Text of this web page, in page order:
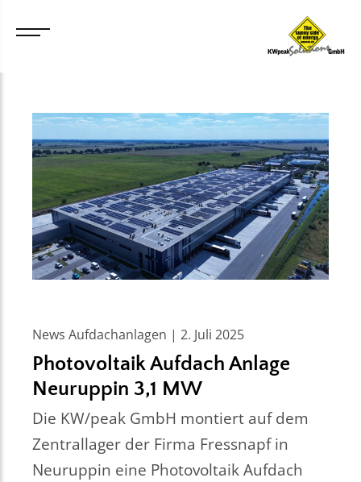
News Aufdachanlagen | 2. Juli 2025
Photovoltaik Aufdach Anlage
Neuruppin 3,1 MW
Die KW/peak GmbH montiert auf dem
Zentrallager der Firma Fressnapf in
Neuruppin eine Photovoltaik Aufdach